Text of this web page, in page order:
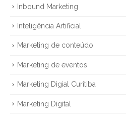
Inbound Marketing
Inteligência Artificial
Marketing de conteúdo
Marketing de eventos
Marketing Digial Curitiba
Marketing Digital